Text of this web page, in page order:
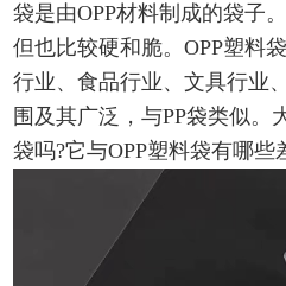
袋是由OPP材料制成的袋子
但也比较硬和脆。OPP塑料
行业、食品行业、文具行业
围及其广泛，与PP袋类似。
袋吗?它与OPP塑料袋有哪